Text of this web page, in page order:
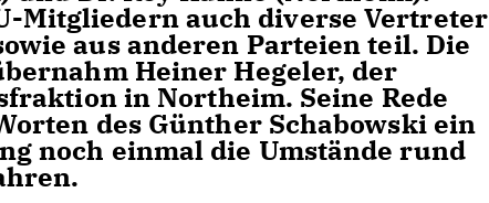
Mitgliedern auch diverse Vertreter
aus anderen Parteien teil. Die
Heiner Hegeler, der
in Northeim. Seine Rede
des Günther Schabowski ein
noch einmal die Umstände rund